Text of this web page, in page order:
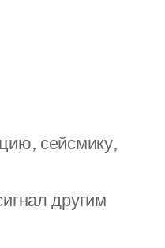
сейсмику,
другим